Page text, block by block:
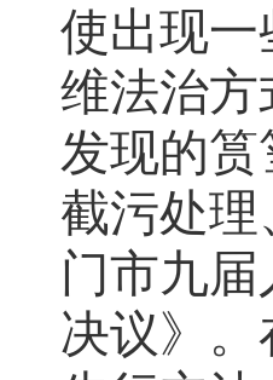
使出现
维法治
发现的筼
截污处理
门市九
决议》